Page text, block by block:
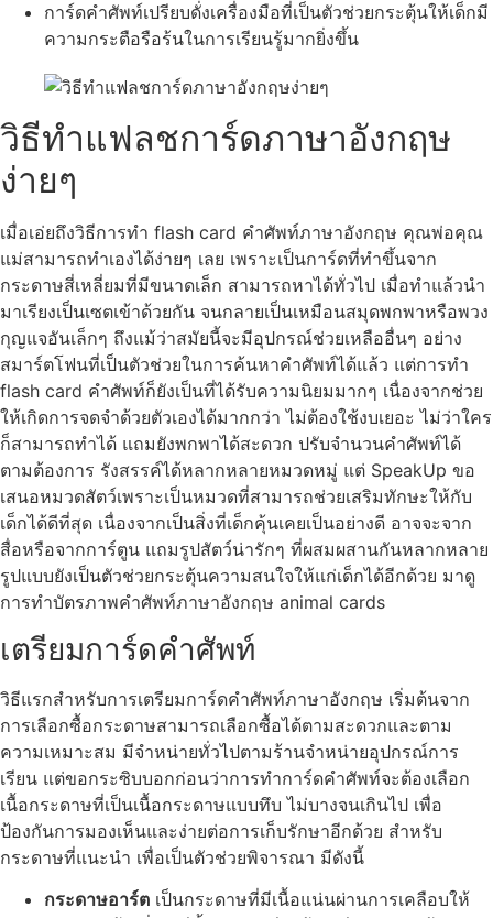
การ์ดคำศัพท์เปรียบดั่งเครื่องมือที่เป็นตัวช่วยกระตุ้นให้เด็กมี
ความกระตือรือร้นในการเรียนรู้มากยิ่งขึ้น
วิธีทำแฟลชการ์ดภาษาอังกฤษ
ง่ายๆ
เมื่อเอ่ยถึงวิธีการทำ flash card คำศัพท์ภาษาอังกฤษ คุณพ่อคุณ
แม่สามารถทำเองได้ง่ายๆ เลย เพราะเป็นการ์ดที่ทำขึ้นจาก
กระดาษสี่เหลี่ยมที่มีขนาดเล็ก สามารถหาได้ทั่วไป เมื่อทำแล้วนำ
มาเรียงเป็นเซตเข้าด้วยกัน จนกลายเป็นเหมือนสมุดพกพาหรือพวง
กุญแจอันเล็กๆ ถึงแม้ว่าสมัยนี้จะมีอุปกรณ์ช่วยเหลืออื่นๆ อย่าง
สมาร์ตโฟนที่เป็นตัวช่วยในการค้นหาคำศัพท์ได้แล้ว แต่การทำ
flash card คำศัพท์ก็ยังเป็นที่ได้รับความนิยมมากๆ เนื่องจากช่วย
ให้เกิดการจดจำด้วยตัวเองได้มากกว่า ไม่ต้องใช้งบเยอะ ไม่ว่าใคร
ก็สามารถทำได้ แถมยังพกพาได้สะดวก ปรับจำนวนคำศัพท์ได้
ตามต้องการ รังสรรค์ได้หลากหลายหมวดหมู่ แต่ SpeakUp ขอ
เสนอหมวดสัตว์เพราะเป็นหมวดที่สามารถช่วยเสริมทักษะให้กับ
เด็กได้ดีที่สุด เนื่องจากเป็นสิ่งที่เด็กคุ้นเคยเป็นอย่างดี อาจจะจาก
สื่อหรือจากการ์ตูน แถมรูปสัตว์น่ารักๆ ที่ผสมผสานกันหลากหลาย
รูปแบบยังเป็นตัวช่วยกระตุ้นความสนใจให้แก่เด็กได้อีกด้วย มาดู
การทำบัตรภาพคำศัพท์ภาษาอังกฤษ animal cards
เตรียมการ์ดคำศัพท์
วิธีแรกสำหรับการเตรียมการ์ดคำศัพท์ภาษาอังกฤษ เริ่มต้นจาก
การเลือกซื้อกระดาษสามารถเลือกซื้อได้ตามสะดวกและตาม
ความเหมาะสม มีจำหน่ายทั่วไปตามร้านจำหน่ายอุปกรณ์การ
เรียน แต่ขอกระซิบบอกก่อนว่าการทำการ์ดคำศัพท์จะต้องเลือก
เนื้อกระดาษที่เป็นเนื้อกระดาษแบบทึบ ไม่บางจนเกินไป เพื่อ
ป้องกันการมองเห็นและง่ายต่อการเก็บรักษาอีกด้วย สำหรับ
กระดาษที่แนะนำ เพื่อเป็นตัวช่วยพิจารณา มีดังนี้
กระดาษอาร์ต เป็นกระดาษที่มีเนื้อแน่นผ่านการเคลือบให้